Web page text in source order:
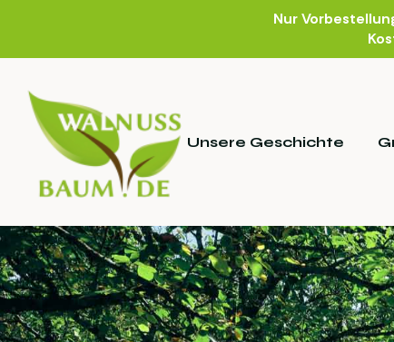
Nur
Unsere Geschichte